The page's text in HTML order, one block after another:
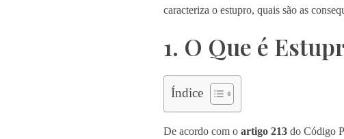
caracteriza o estupro, quais são as
1. O Que é
Índice
De acordo com o artigo 213do Código